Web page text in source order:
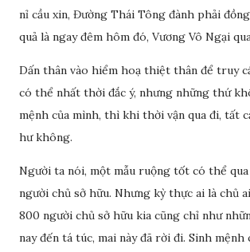
nỉ cầu xin, Đường Thái Tông đành phải
quả là ngay đêm hôm đó, Vương Vô Ngại
Dấn thân vào hiểm hoạ thiệt thân để truy
có thể nhất thời đắc ý, nhưng những thứ
mệnh của mình, thì khi thời vận qua đi, tất
hư không.
Người ta nói, một mẫu ruộng tốt có thể
người chủ sở hữu. Nhưng kỳ thực ai là chủ
800 người chủ sở hữu kia cũng chỉ như
nay đến tá túc, mai này đã rời đi. Sinh